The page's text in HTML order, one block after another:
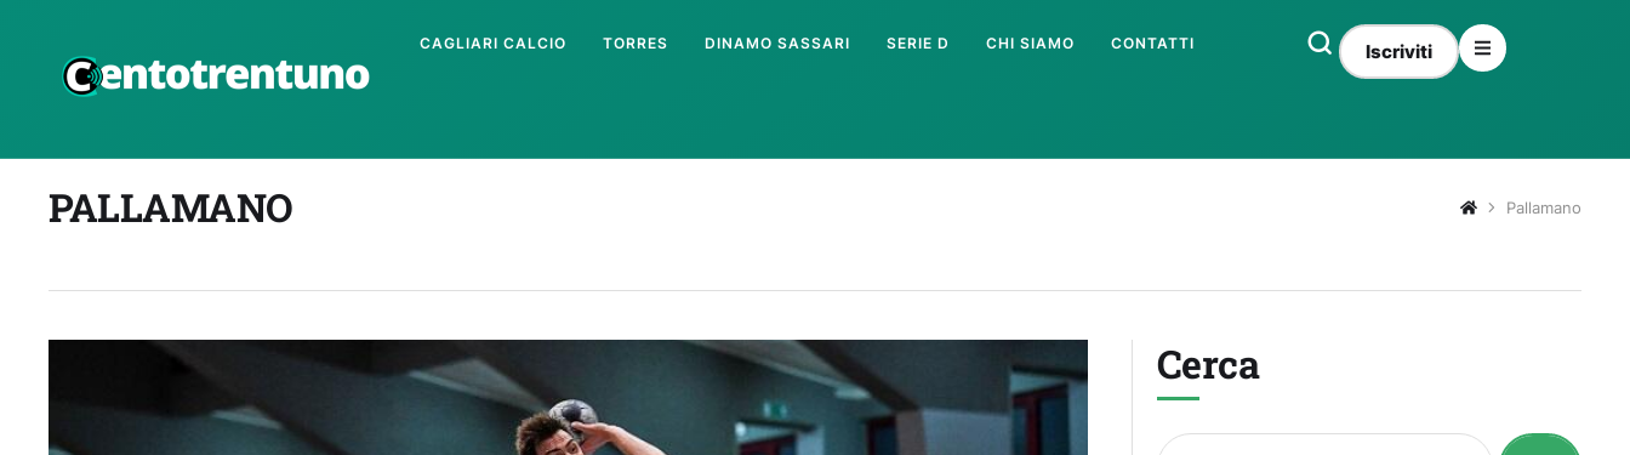
CAGLIARI CALCIO TORRES DINAMO SASSARI SERIE D CHI SIAMO CONTATTI Iscriviti
PALLAMANO Pallamano
Cerca